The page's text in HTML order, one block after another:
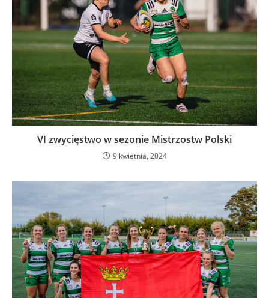
VI zwycięstwo w sezonie Mistrzostw Polski
9 kwietnia, 2024